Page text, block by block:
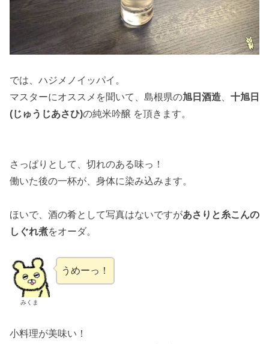
では、ハジメノイッパイ。
マスターにオススメを聞いて、島根県の旭日酒造
十旭日
(じゅうじあさひ)の純米吟醸 を頂きます。
さっぱりとして、切れのある味っ！
働いた後の一杯が、身体に染み込みます。
ほいで、酒の肴として写真はないですがあさりと糸こんの
しぐれ煮をオーダ。
みくま
うめーっ！
小料理が美味い！